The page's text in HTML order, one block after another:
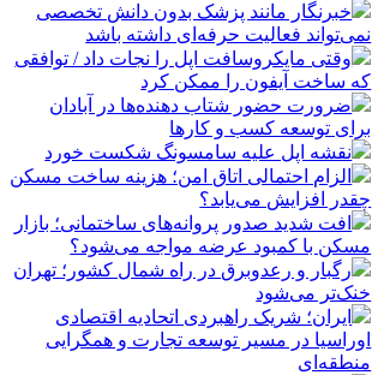
خبرنگار مانند پزشک بدون دانش تخصصی
نمی‌تواند فعالیت حرفه‌ای داشته باشد
وقتی مایکروسافت اپل را نجات داد / توافقی
که ساخت آیفون را ممکن کرد
ضرورت حضور شتاب ‌دهنده‌ها در آبادان
برای توسعه کسب‌ و کارها
نقشه اپل علیه سامسونگ شکست خورد
الزام احتمالی اتاق امن؛ هزینه ساخت مسکن
چقدر افزایش می‌یابد؟
افت شدید صدور پروانه‌های ساختمانی؛ بازار
مسکن با کمبود عرضه مواجه می‌شود؟
رگبار و رعدوبرق در راه شمال کشور؛ تهران
خنک‌تر می‌شود
ایران؛ شریک راهبردی اتحادیه اقتصادی
اوراسیا در مسیر توسعه تجارت و همگرایی
منطقه‌ای